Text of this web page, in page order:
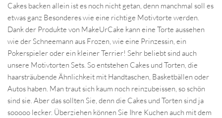
Cakes backen allein ist es noch nicht getan, denn manchmal soll es
etwas ganz Besonderes wie eine richtige Motivtorte werden.
Dank der Produkte von MakeUrCake kann eine Torte aussehen
wie der Schneemann aus Frozen, wie eine Prinzessin, ein
Pokerspieler oder ein kleiner Terrier! Sehr beliebt sind auch
unsere Motivtorten Sets. So entstehen Cakes und Torten, die
haarsträubende Ähnlichkeit mit Handtaschen, Basketbällen oder
Autos haben. Man traut sich kaum noch reinzubeissen, so schön
sind sie. Aber das sollten Sie, denn die Cakes und Torten sind ja
sooooo lecker. Überziehen können Sie Ihre Kuchen auch mit dem